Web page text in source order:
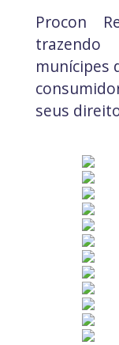
Procon
munícipes
seus